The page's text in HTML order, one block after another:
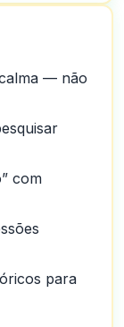
— não
com
para